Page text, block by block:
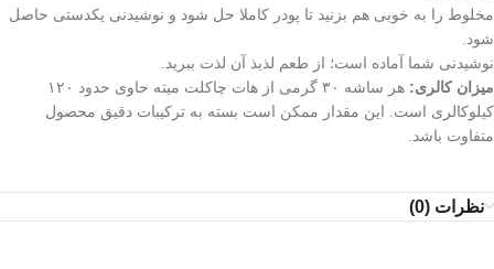
مخلوط را به‌ خوبی هم بزنید تا پودر کاملا حل شود و نوشیدنی یکدستی حاصل
شود.
نوشیدنی شما آماده است؛ از طعم لذیذ آن لذت ببرید.
میزان کالری:
هر ساشه ۳۰ گرمی از هات چاکلت میته حاوی حدود ۱۲۰
کیلوکالری است. این مقدار ممکن است بسته به ترکیبات دقیق محصول
متفاوت باشد.
نظرات (0)